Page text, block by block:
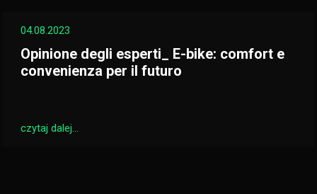
04.08.2023
Opinione degli esperti_ E-bike: comfort e
convenienza per il futuro
czytaj dalej...